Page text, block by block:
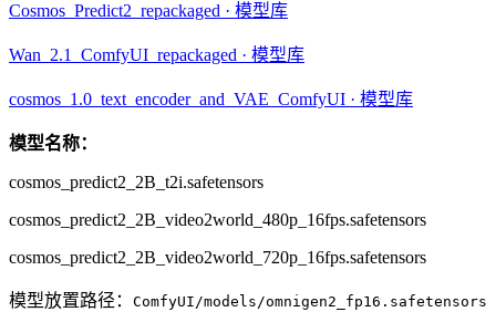
Cosmos_Predict2_repackaged · 模型库
Wan_2.1_ComfyUI_repackaged · 模型库
cosmos_1.0_text_encoder_and_VAE_ComfyUI · 模型库
模型名称：
cosmos_predict2_2B_t2i.safetensors
cosmos_predict2_2B_video2world_480p_16fps.safetensors
cosmos_predict2_2B_video2world_720p_16fps.safetensors
模型放置路径： ComfyUI/models/omnigen2_fp16.safetensors